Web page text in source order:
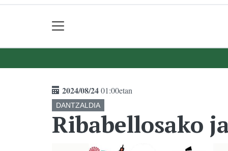
2024/08/2401:00etan
DANTZALDIA
Ribabellosako